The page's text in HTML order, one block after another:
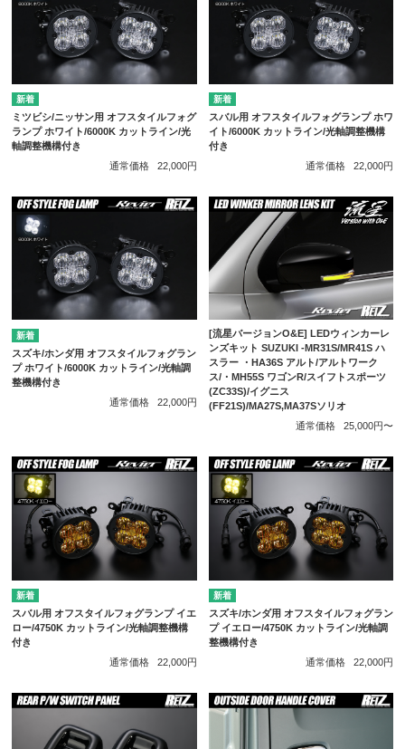
ミツビシ/ニッサン用 オフスタイルフォグ
ランプ ホワイト/6000K カットライン/光
軸調整機構付き
通常価格
22,000円
スバル用 オフスタイルフォグランプ ホワ
イト/6000K カットライン/光軸調整機構
付き
通常価格
22,000円
スズキ/ホンダ用 オフスタイルフォグラン
プ ホワイト/6000K カットライン/光軸調
整機構付き
通常価格
22,000円
[流星バージョンO&E] LEDウィンカーレ
ンズキット SUZUKI -MR31S/MR41S ハ
スラー ・HA36S アルト/アルトワーク
ス/・MH55S ワゴンR/スイフトスポーツ
(ZC33S)/イグニス
(FF21S)/MA27S,MA37Sソリオ
通常価格
25,000円〜
スバル用 オフスタイルフォグランプ イエ
ロー/4750K カットライン/光軸調整機構
付き
通常価格
22,000円
スズキ/ホンダ用 オフスタイルフォグラン
プ イエロー/4750K カットライン/光軸調
整機構付き
通常価格
22,000円